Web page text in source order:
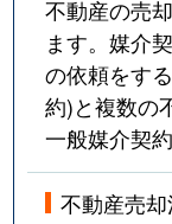
不動産の売
ます。媒介
の依頼をす
約)と複数の
一般媒介契
不動産売